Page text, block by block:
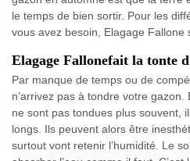
le temps de bien sortir. Pour les
vous avez besoin, Elagage Fallone
Elagage Fallonefait la tonte
Par manque de temps ou de
n’arrivez pas à tondre votre
ne sont pas tondues plus souvent,
longs. Ils peuvent alors être
surtout vont retenir l’humidité. Le